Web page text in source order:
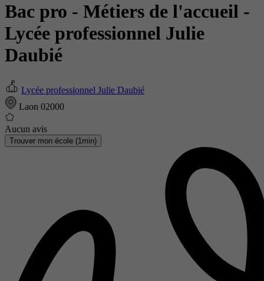
Bac pro - Métiers de l'accueil -
Lycée professionnel Julie
Daubié
Lycée professionnel Julie Daubié
Laon 02000
Aucun avis
Trouver mon école (1min)